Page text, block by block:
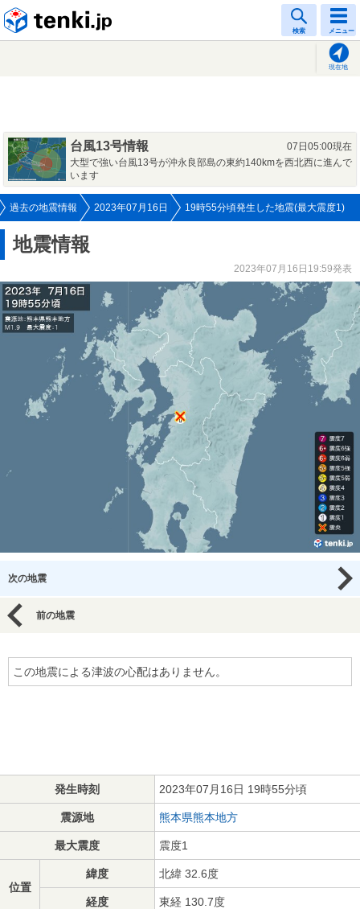
検索 メニュー
現在地
台風13号情報
07日05:00現在
大型で強い台風13号が沖永良部島の東約140kmを西北西に進んで
います
過去の地震情報 2023年07月16日 19時55分頃発生した地震(最大震度1)
地震情報
2023年07月16日19:59発表
次の地震
前の地震
この地震による津波の心配はありません。
発生時刻 2023年07月16日 19時55分頃
震源地 熊本県熊本地方
最大震度 震度1
位置
緯度 北緯 32.6度
経度 東経 130.7度